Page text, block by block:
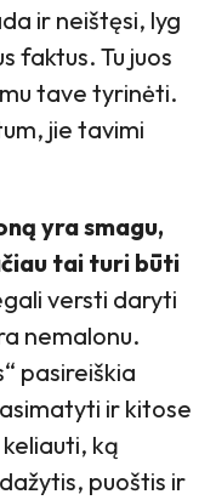
ir neištęsi, lyg
faktus. Tu juos
tave tyrinėti.
jie tavimi
yra smagu,
tai turi būti
versti daryti
nemalonu.
pasireiškia
ir kitose
ką
puoštis ir